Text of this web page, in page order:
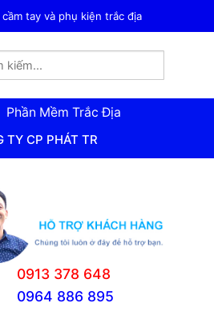
tay và phụ kiện trắc địa
Phần Mềm Trắc Địa
TRIỂN CÔNG NGHỆ TRẮC ĐỊA
0913 378 648
0964 886 895